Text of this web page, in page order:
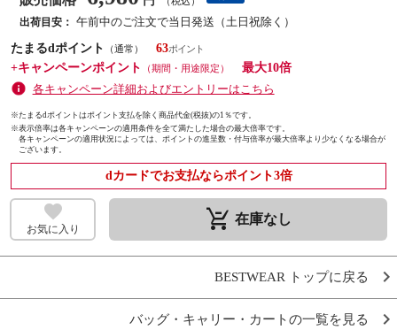
出荷目安： 午前中のご注文で当日発送（土日祝除く）
たまるdポイント
（通常）
63
+キャンペーンポイント
（期間・用途限定）
最大10倍
各キャンペーン詳細およびエントリーはこちら
※たまるdポイントはポイント支払を除く商品代金(税抜)の1％です。
※表示倍率は各キャンペーンの適用条件を全て満たした場合の最大倍率です。
各キャンペーンの適用状況によっては、ポイントの進呈数・付与倍率が最大倍率より少なくなる場合が
ございます。
dカードでお支払ならポイント3倍
お気に入り remove_shopping_cart 在庫なし
BESTWEAR トップに戻る
バッグ・キャリー・カートの一覧を見る